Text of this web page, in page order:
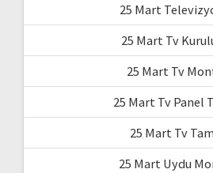
25 Mart
25 Mart Tv
25 Mart Tv
25 Mart Tv Panel
25 Mart Tv
25 Mart Uydu